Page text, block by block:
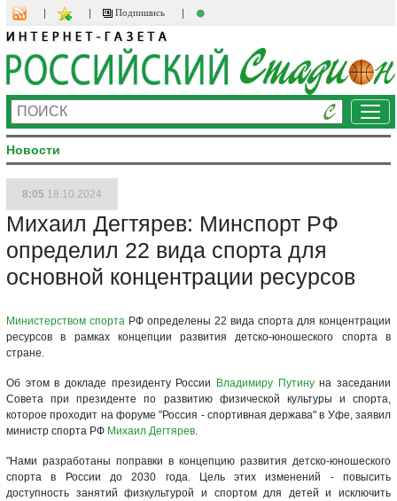
Подпишись
Новости
8:05 18.10.2024
Михаил Дегтярев: Минспорт РФ
определил 22 вида спорта для
основной концентрации ресурсов
Министерством спорта РФ определены 22 вида спорта для концентрации
ресурсов в рамках концепции развития детско-юношеского спорта в
стране.
Об этом в докладе президенту России Владимиру Путинуна заседании
Совета при президенте по развитию физической культуры и спорта,
которое проходит на форуме "Россия - спортивная держава" в Уфе, заявил
министр спорта РФ Михаил Дегтярев.
"Нами разработаны поправки в концепцию развития детско-юношеского
спорта в России до 2030 года. Цель этих изменений - повысить
доступность занятий физкультурой и спортом для детей и исключить